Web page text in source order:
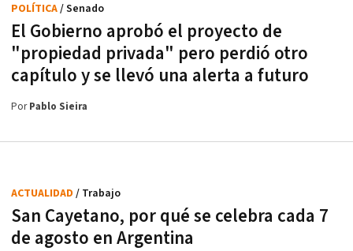
El Gobierno aprobó el proyecto de
"propiedad privada" pero perdió otro
capítulo y se llevó una alerta a futuro
POLÍTICA/ Senado
PorPablo Sieira
San Cayetano, por qué se celebra cada 7
de agosto en Argentina
ACTUALIDAD / Trabajo